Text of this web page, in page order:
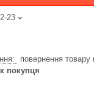
23
повернення товару
покупця